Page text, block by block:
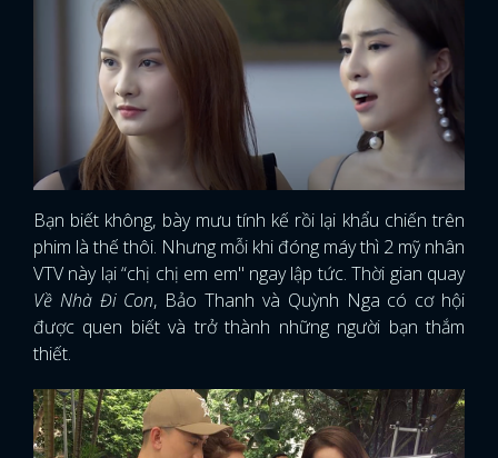
Bạn biết không, bày mưu tính kế rồi lại khẩu chiến trên
phim là thế thôi. Nhưng mỗi khi đóng máy thì 2 mỹ nhân
VTV này lại “chị chị em em" ngay lập tức. Thời gian quay
Về Nhà Đi Con, Bảo Thanh và Quỳnh Nga có cơ hội
được quen biết và trở thành những người bạn thắm
thiết.